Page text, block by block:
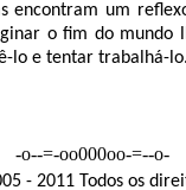
encontram um
o fim do
lo e tentar trabalhá-
-o--=-oo000oo-=--o-
- 2011 Todos os